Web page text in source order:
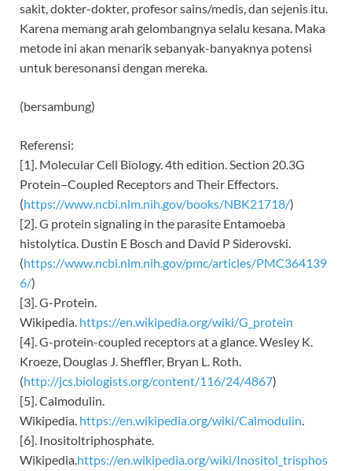
sakit, dokter-dokter, profesor sains/medis, dan sejenis itu.
Karena memang arah gelombangnya selalu kesana. Maka
metode ini akan menarik sebanyak-banyaknya potensi
untuk beresonansi dengan mereka.
(bersambung)
Referensi:
[1]. Molecular Cell Biology. 4th edition. Section 20.3G
Protein–Coupled Receptors and Their Effectors.
(https://www.ncbi.nlm.nih.gov/books/NBK21718/)
[2]. G protein signaling in the parasite Entamoeba
histolytica. Dustin E Bosch and David P Siderovski.
(https://www.ncbi.nlm.nih.gov/pmc/articles/PMC364139
6/)
[3]. G-Protein.
Wikipedia. https://en.wikipedia.org/wiki/G_protein
[4]. G-protein-coupled receptors at a glance. Wesley K.
Kroeze, Douglas J. Sheffler, Bryan L. Roth.
(http://jcs.biologists.org/content/116/24/4867)
[5]. Calmodulin.
Wikipedia. https://en.wikipedia.org/wiki/Calmodulin.
[6]. Inositoltriphosphate.
Wikipedia.https://en.wikipedia.org/wiki/Inositol_trisphos